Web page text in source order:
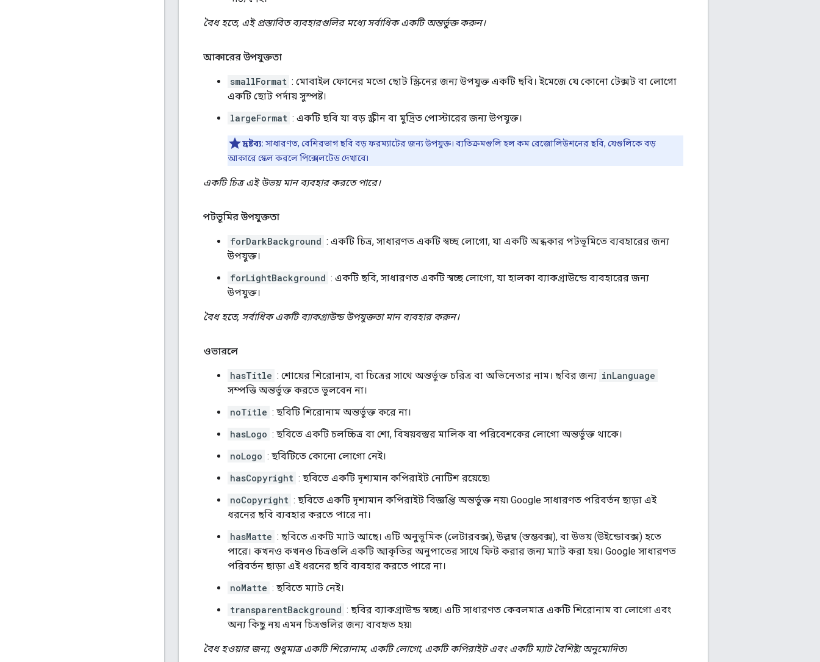
বৈধ হতে, এই প্রস্তাবিত ব্যবহারগুলির মধ্যে সর্বাধিক একটি অন্তর্ভুক্ত করুন।
আকারের উপযুক্ততা
smallFormat : মোবাইল ফোনের মতো ছোট স্ক্রিনের জন্য উপযুক্ত একটি ছবি। ইমেজে যে কোনো টেক্সট বা লোগো
একটি ছোট পর্দায় সুস্পষ্ট।
largeFormat : একটি ছবি যা বড় স্ক্রীন বা মুদ্রিত পোস্টারের জন্য উপযুক্ত।
দ্রষ্টব্য: সাধারণত, বেশিরভাগ ছবি বড় ফরম্যাটের জন্য উপযুক্ত। ব্যতিক্রমগুলি হল কম রেজোলিউশনের ছবি, যেগুলিকে বড়
আকারে স্কেল করলে পিক্সেলটেড দেখাবে৷
একটি চিত্র এই উভয় মান ব্যবহার করতে পারে।
পটভূমির উপযুক্ততা
forDarkBackground : একটি চিত্র, সাধারণত একটি স্বচ্ছ লোগো, যা একটি অন্ধকার পটভূমিতে ব্যবহারের জন্য
উপযুক্ত।
forLightBackground : একটি ছবি, সাধারণত একটি স্বচ্ছ লোগো, যা হালকা ব্যাকগ্রাউন্ডে ব্যবহারের জন্য
উপযুক্ত।
বৈধ হতে, সর্বাধিক একটি ব্যাকগ্রাউন্ড উপযুক্ততা মান ব্যবহার করুন।
ওভারলে
hasTitle : শোয়ের শিরোনাম, বা চিত্রের সাথে অন্তর্ভুক্ত চরিত্র বা অভিনেতার নাম। ছবির জন্য inLanguage
সম্পত্তি অন্তর্ভুক্ত করতে ভুলবেন না।
noTitle : ছবিটি শিরোনাম অন্তর্ভুক্ত করে না।
hasLogo : ছবিতে একটি চলচ্চিত্র বা শো, বিষয়বস্তুর মালিক বা পরিবেশকের লোগো অন্তর্ভুক্ত থাকে।
noLogo : ছবিটিতে কোনো লোগো নেই।
hasCopyright : ছবিতে একটি দৃশ্যমান কপিরাইট নোটিশ রয়েছে৷
noCopyright : ছবিতে একটি দৃশ্যমান কপিরাইট বিজ্ঞপ্তি অন্তর্ভুক্ত নয়৷ Google সাধারণত পরিবর্তন ছাড়া এই
ধরনের ছবি ব্যবহার করতে পারে না।
hasMatte : ছবিতে একটি ম্যাট আছে। এটি অনুভূমিক (লেটারবক্স), উল্লম্ব (স্তম্ভবক্স), বা উভয় (উইন্ডোবক্স) হতে
পারে। কখনও কখনও চিত্রগুলি একটি আকৃতির অনুপাতের সাথে ফিট করার জন্য ম্যাট করা হয়। Google সাধারণত
পরিবর্তন ছাড়া এই ধরনের ছবি ব্যবহার করতে পারে না।
noMatte : ছবিতে ম্যাট নেই।
transparentBackground : ছবির ব্যাকগ্রাউন্ড স্বচ্ছ। এটি সাধারণত কেবলমাত্র একটি শিরোনাম বা লোগো এবং
অন্য কিছু নয় এমন চিত্রগুলির জন্য ব্যবহৃত হয়৷
বৈধ হওয়ার জন্য, শুধুমাত্র একটি শিরোনাম, একটি লোগো, একটি কপিরাইট এবং একটি ম্যাট বৈশিষ্ট্য অনুমোদিত৷